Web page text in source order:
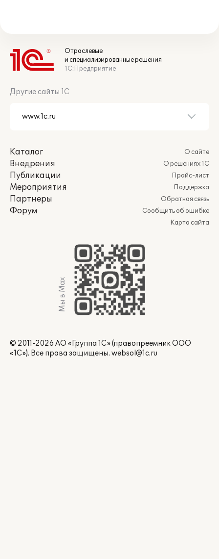
Отраслевые
и специализированные решения
1С:Предприятие
Другие сайты 1С
Каталог
Внедрения
Публикации
Мероприятия
Партнеры
Форум
О сайте
О решениях 1С
Прайс-лист
Поддержка
Обратная связь
Сообщить об ошибке
Карта сайта
Мы в Max
© 2011-2026 АО «Группа 1С» (правопреемник ООО
«1С»). Все права защищены. websol@1c.ru